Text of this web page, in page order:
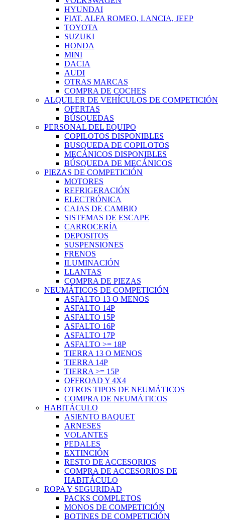
HYUNDAI
FIAT, ALFA ROMEO, LANCIA, JEEP
TOYOTA
SUZUKI
HONDA
MINI
DACIA
AUDI
OTRAS MARCAS
COMPRA DE COCHES
ALQUILER DE VEHÍCULOS DE COMPETICIÓN
OFERTAS
BÚSQUEDAS
PERSONAL DEL EQUIPO
COPILOTOS DISPONIBLES
BUSQUEDA DE COPILOTOS
MECÁNICOS DISPONIBLES
BÚSQUEDA DE MECÁNICOS
PIEZAS DE COMPETICIÓN
MOTORES
REFRIGERACIÓN
ELECTRÓNICA
CAJAS DE CAMBIO
SISTEMAS DE ESCAPE
CARROCERÍA
DEPOSITOS
SUSPENSIONES
FRENOS
ILUMINACIÓN
LLANTAS
COMPRA DE PIEZAS
NEUMÁTICOS DE COMPETICIÓN
ASFALTO 13 O MENOS
ASFALTO 14P
ASFALTO 15P
ASFALTO 16P
ASFALTO 17P
ASFALTO >= 18P
TIERRA 13 O MENOS
TIERRA 14P
TIERRA >= 15P
OFFROAD Y 4X4
OTROS TIPOS DE NEUMÁTICOS
COMPRA DE NEUMÁTICOS
HABITÁCULO
ASIENTO BAQUET
ARNESES
VOLANTES
PEDALES
EXTINCIÓN
RESTO DE ACCESORIOS
COMPRA DE ACCESORIOS DE
HABITÁCULO
ROPA Y SEGURIDAD
PACKS COMPLETOS
MONOS DE COMPETICIÓN
BOTINES DE COMPETICIÓN